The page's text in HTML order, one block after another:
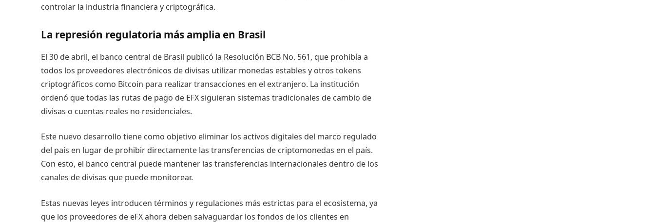
controlar la industria financiera y criptográfica.
La represión regulatoria más amplia en Brasil
El 30 de abril, el banco central de Brasil publicó la Resolución BCB No. 561, que prohibía a
todos los proveedores electrónicos de divisas utilizar monedas estables y otros tokens
criptográficos como Bitcoin para realizar transacciones en el extranjero. La institución
ordenó que todas las rutas de pago de EFX siguieran sistemas tradicionales de cambio de
divisas o cuentas reales no residenciales.
Este nuevo desarrollo tiene como objetivo eliminar los activos digitales del marco regulado
del país en lugar de prohibir directamente las transferencias de criptomonedas en el país.
Con esto, el banco central puede mantener las transferencias internacionales dentro de los
canales de divisas que puede monitorear.
Estas nuevas leyes introducen términos y regulaciones más estrictas para el ecosistema, ya
que los proveedores de eFX ahora deben salvaguardar los fondos de los clientes en